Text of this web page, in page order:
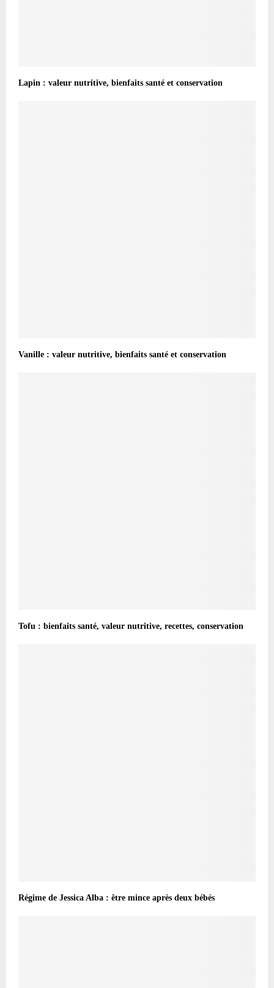
Lapin : valeur nutritive, bienfaits santé et conservation
Vanille : valeur nutritive, bienfaits santé et conservation
Tofu : bienfaits santé, valeur nutritive, recettes, conservation
Régime de Jessica Alba : être mince après deux bébés